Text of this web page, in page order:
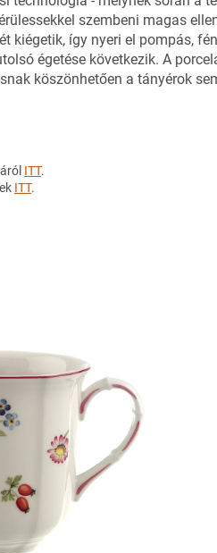
szembeni magas
kiégetik, így nyeri el pompás,
égetése következik. A
köszönhetően a tányérok
ITT.
ITT.